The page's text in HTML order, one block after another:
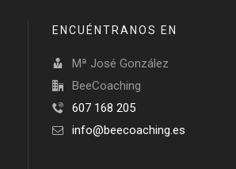
ENCUÉNTRANOS EN
Mª José González
BeeCoaching
607 168 205
info@beecoaching.es